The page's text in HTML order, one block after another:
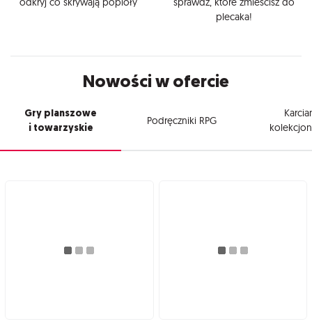
plecaka!
Nowości w ofercie
Gry planszowe
i towarzyskie
Podręczniki RPG